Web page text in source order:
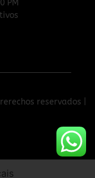
PM
reservados |